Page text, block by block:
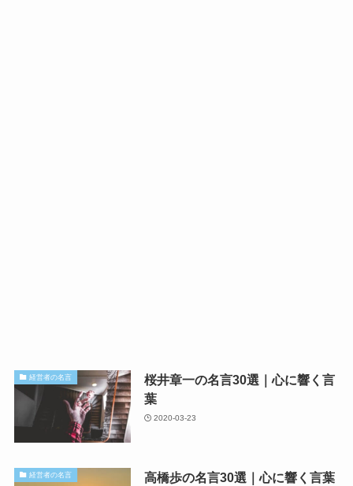
経営者の名言
桜井章一の名言30選｜心に響く言
葉
2020-03-23
経営者の名言 高橋歩の名言30選｜心に響く言葉